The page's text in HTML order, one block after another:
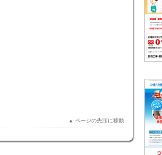
▲ ページの先頭に移動